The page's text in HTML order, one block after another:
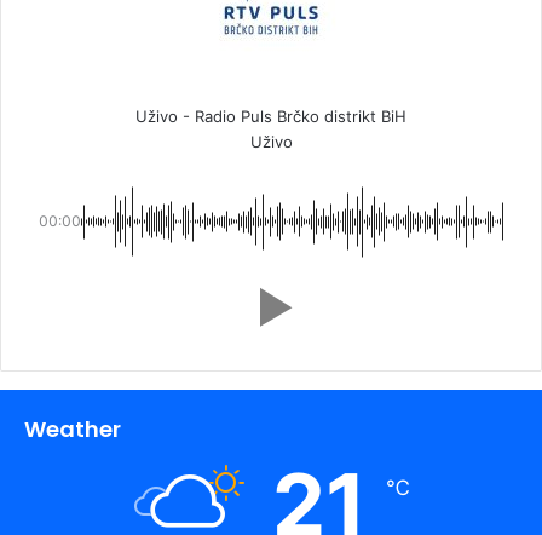
Uživo - Radio Puls Brčko distrikt BiH
Uživo
00:00
Weather
21 ℃